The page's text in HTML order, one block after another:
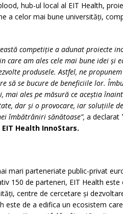
hub-ul local al EIT Health,
a celor mai bune universități,
competiție a adunat proiecte
care am ales cele mai bune idei și
produsele. Astfel, ne
să se bucure de beneficiile lor.
ales pe măsură ce aceștia
dar și o provocare, iar soluțiile
îmbătrâniri sănătoase”, a declarat
Health InnoStars.
mari parteneriate public-privat
150 de parteneri, EIT Health
centre de cercetare și
este de a edifica un ecosistem